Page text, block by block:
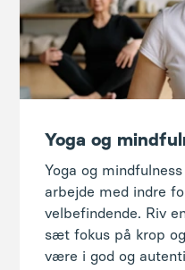
Yoga og
Yoga og
arbejde med indre
velbefindende. Riv
være i god og
og andre.
20. - 26. juli 2026
Pris: 5.900 kr.
Prisen er inkl. bad og